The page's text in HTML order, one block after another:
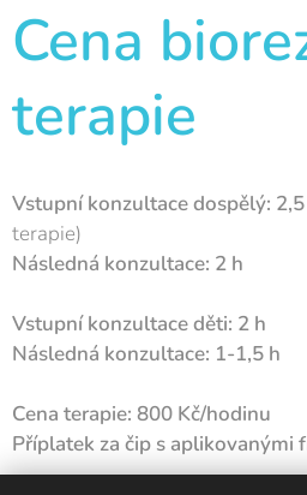
Cena
terapie
Vstupní konzultace dospělý:
terapie)
Následná konzultace: 2 h
Vstupní konzultace děti: 2 h
Následná konzultace: 1-1,5 h
Cena terapie: 800 Kč/hodinu
Příplatek za čip s aplikovanými